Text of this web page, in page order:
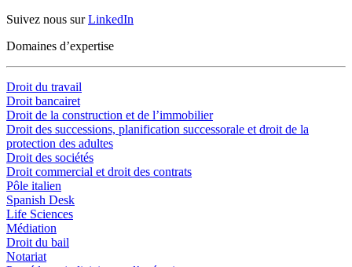
Suivez nous surLinkedIn
Domaines d’expertise
Droit du travail
Droit bancairet
Droit de la construction et de l’immobilier
Droit des successions, planification successorale et droit de la
protection des adultes
Droit des sociétés
Droit commercial et droit des contrats
Pôle italien
Spanish Desk
Life Sciences
Médiation
Droit du bail
Notariat